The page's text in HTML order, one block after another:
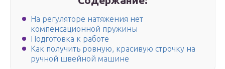
На регуляторе натяжения нет
компенсационной пружины
Подготовка к работе
Как получить ровную, красивую строчку на
ручной швейной машине